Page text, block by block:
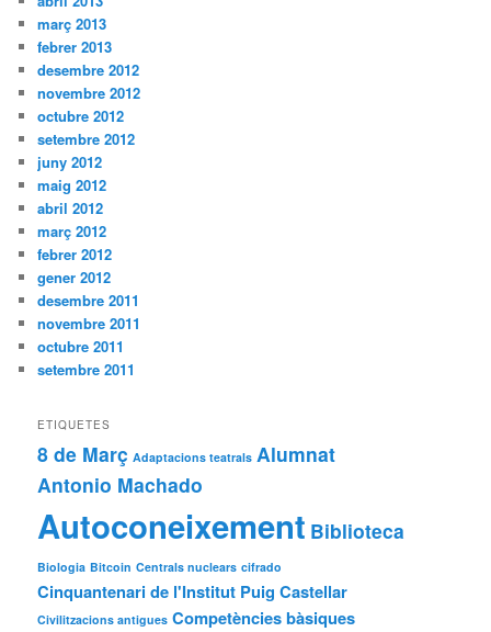
març 2013
febrer 2013
desembre 2012
novembre 2012
octubre 2012
setembre 2012
juny 2012
maig 2012
abril 2012
març 2012
febrer 2012
gener 2012
desembre 2011
novembre 2011
octubre 2011
setembre 2011
ETIQUETES
8 de Març Adaptacions teatrals Alumnat
Antonio Machado
Autoconeixement Biblioteca
Biologia Bitcoin Centrals nuclears cifrado
Cinquantenari de l'Institut Puig Castellar
Civilitzacions antigues Competències bàsiques